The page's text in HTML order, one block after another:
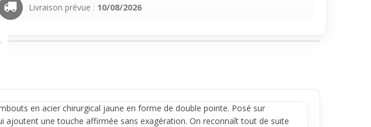
Livraison prévue : 10/08/2026
en acier chirurgical jaune en forme de double pointe. Posé sur
une touche affirmée sans exagération. On reconnaît tout de suite